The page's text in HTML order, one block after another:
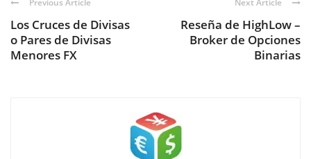
Previous Article
Los Cruces de Divisas
o Pares de Divisas
Menores FX
Next Article
Reseña de HighLow –
Broker de Opciones
Binarias